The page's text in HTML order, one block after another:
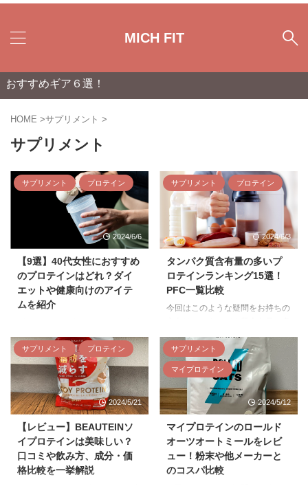
MICH FIT
めギア６選！
HOME >サプリメント >
サプリメント
サプリメント プロテイン
2024/6/6
【9選】40代女性におすすめ
のプロテインはどれ？ダイ
エットや健康向けのアイテ
ムを紹介
持を目指すためには、自分の目的
に合った種類や成分のプロテイン
を選ぶことです。 そこで今回
は、40代女性のダイエットや健
康におすすめのプロテインを紹介
します。 自宅でできる簡単な運
イエットしたい 毎日家事育児で
ヘトヘトだから活力が欲しい 自
分のことが後回しで食事が適当だ
から栄養バランスが気になる 運
サプリメント プロテイン
2024/6/3
タンパク質含有量の多いプ
ロテインランキング15選！
PFC一覧比較
今回はこのような疑問をお持ちの
いプロテインをランキング形式で
紹介します。 タンパク質含有量
の多いプロテインのPFC一覧表
30gあたりでタンパク質含有量の
多いプロテインのPFCをランキン
グ順で一覧にしました。 ※プロ
テインのPFCは味の種類でも変化
しますが、今回は基本的にチョコ
レート・ココア味で比較しまし
た。 カロリー（kcal） タンパク
質（ｇ） 脂質（ｇ） 炭水化物
サプリメント プロテイン
2024/5/21
【レビュー】BEAUTEINソ
イプロテインは美味しい？
口コミや飲み方、成分・価
格比較を一挙解説
サプリメント
マイプロテイン
2024/5/12
マイプロテインのロールド
オーツオートミールをレビ
ュー！粉末や他メーカーと
のコスパ比較